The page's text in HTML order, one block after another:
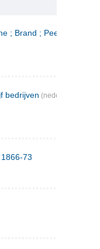
; Brand ; Peer Gynt. 2
bedrijven (nederlandsk)
73